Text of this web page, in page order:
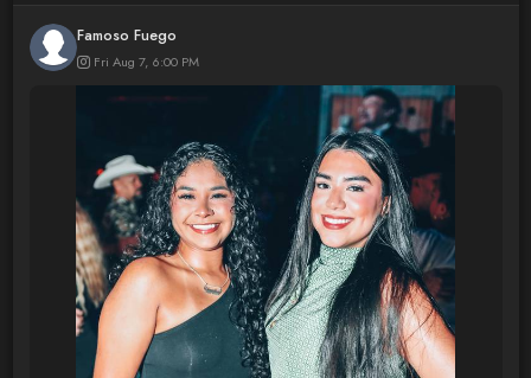
Famoso Fuego
Fri Aug 7, 6:00 PM